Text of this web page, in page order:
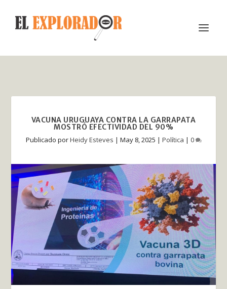
VACUNA URUGUAYA CONTRA LA GARRAPATA
MOSTRÓ EFECTIVIDAD DEL 90%
Publicado porHeidy Esteves | May 8, 2025 | Política | 0